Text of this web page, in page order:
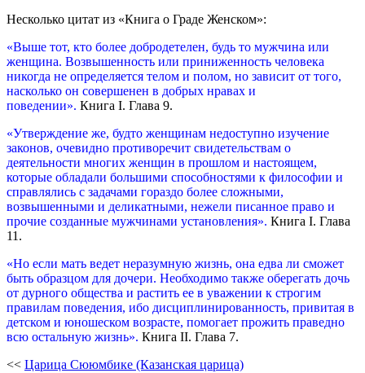
Несколько цитат из «Книга о Граде Женском»:
«Выше тот, кто более добродетелен, будь то мужчина или
женщина. Возвышенность или приниженность человека
никогда не определяется телом и полом, но зависит от того,
насколько он совершенен в добрых нравах и
поведении». Книга I. Глава 9.
«Утверждение же, будто женщинам недоступно изучение
законов, очевидно противоречит свидетельствам о
деятельности многих женщин в прошлом и настоящем,
которые обладали большими способностями к философии и
справлялись с задачами гораздо более сложными,
возвышенными и деликатными, нежели писанное право и
прочие созданные мужчинами установления». Книга I. Глава
11.
«Но если мать ведет неразумную жизнь, она едва ли сможет
быть образцом для дочери. Необходимо также оберегать дочь
от дурного общества и растить ее в уважении к строгим
правилам поведения, ибо дисциплинированность, привитая в
детском и юношеском возрасте, помогает прожить праведно
всю остальную жизнь». Книга II. Глава 7.
<< Царица Сююмбике (Казанская царица)